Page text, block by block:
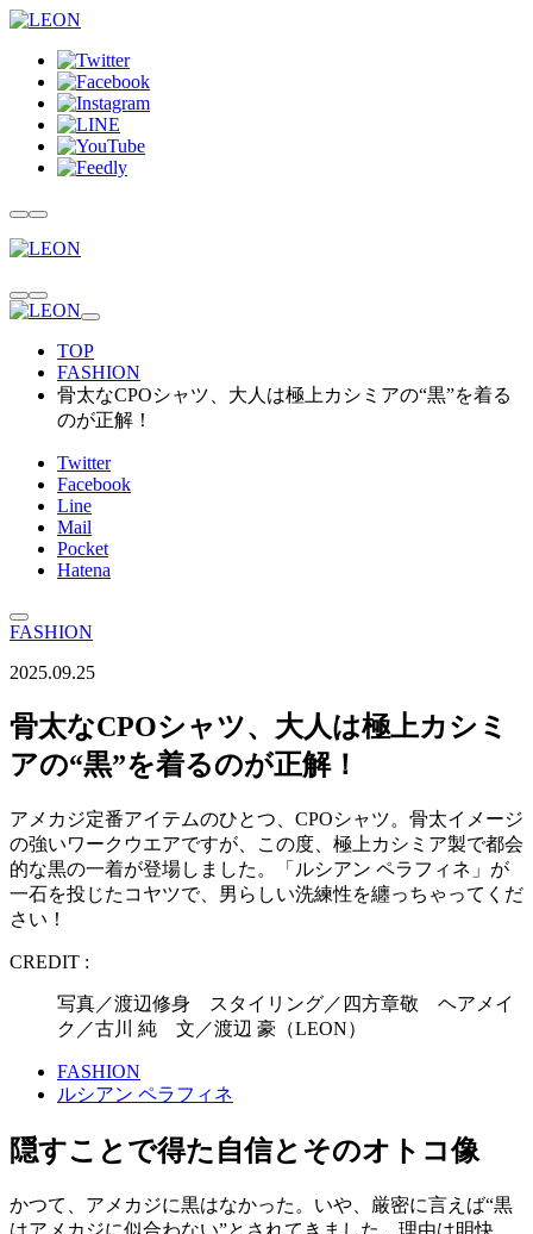
TOP
FASHION
骨太なCPOシャツ、大人は極上カシミアの“黒”を着る
のが正解！
Twitter
Facebook
Line
Mail
Pocket
Hatena
FASHION
2025.09.25
骨太なCPOシャツ、大人は極上カシミ
アの“黒”を着るのが正解！
アメカジ定番アイテムのひとつ、CPOシャツ。骨太イメージ
の強いワークウエアですが、この度、極上カシミア製で都会
的な黒の一着が登場しました。「ルシアン ペラフィネ」が
一石を投じたコヤツで、男らしい洗練性を纏っちゃってくだ
さい！
CREDIT :
写真／渡辺修身 スタイリング／四方章敬 ヘアメイ
ク／古川 純 文／渡辺 豪（LEON）
FASHION
ルシアン ペラフィネ
隠すことで得た自信とそのオトコ像
かつて、アメカジに黒はなかった。いや、厳密に言えば“黒
はアメカジに似合わない”とされてきました。理由は明快